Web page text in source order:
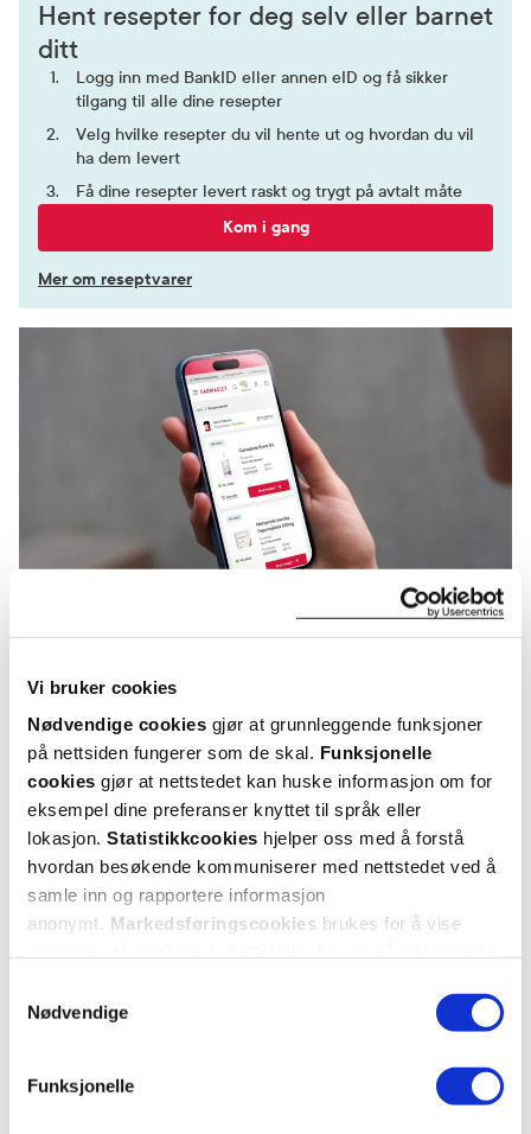
Vi bruker cookies
Nødvendige cookies gjør at grunnleggende funksjoner
på nettsiden fungerer som de skal. Funksjonelle
cookies gjør at nettstedet kan huske informasjon om for
eksempel dine preferanser knyttet til språk eller
lokasjon. Statistikkcookies hjelper oss med å forstå
hvordan besøkende kommuniserer med nettstedet ved å
samle inn og rapportere informasjon
anonymt. Markedsføringscookies brukes for å vise
Nødvendige
Funksjonelle
Hent resepter for deg selv eller barnet
ditt
Logg inn med BankID eller annen eID og få sikker
tilgang til alle dine resepter
Velg hvilke resepter du vil hente ut og hvordan du vil
ha dem levert
Få dine resepter levert raskt og trygt på avtalt måte
Kom i gang
Mer om reseptvarer
KUNDEANMELDELSER
4 anmeldelser
5 stjerner
1 stjerne 0